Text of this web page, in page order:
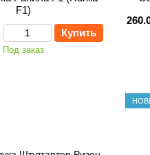
F1)
Купить
Под заказ